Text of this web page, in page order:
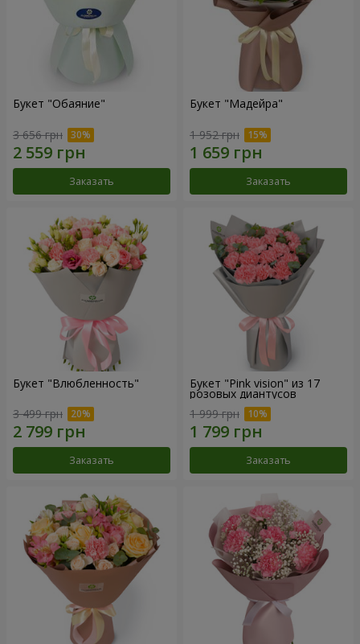
Букет "Обаяние"
3 656 грн
Заказать
Букет "Мадейра"
1 952 грн
Заказать
Букет "Влюбленность"
3 499 грн
Заказать
Букет "Pink vision" из 17
розовых диантусов
1 999 грн
Заказать